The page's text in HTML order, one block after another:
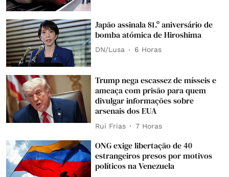
Japão assinala 81.º aniversário de
bomba atómica de Hiroshima
DN/Lusa 6 Horas
Trump nega escassez de mísseis e
ameaça com prisão para quem
divulgar informações sobre
arsenais dos EUA
Rui Frias 7 Horas
ONG exige libertação de 40
estrangeiros presos por motivos
políticos na Venezuela